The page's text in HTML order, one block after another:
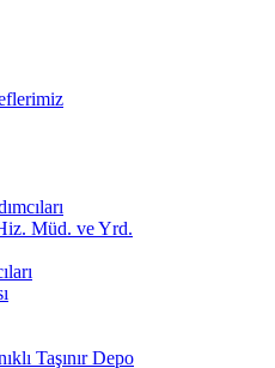
Müd. ve Yrd.
Taşınır Depo